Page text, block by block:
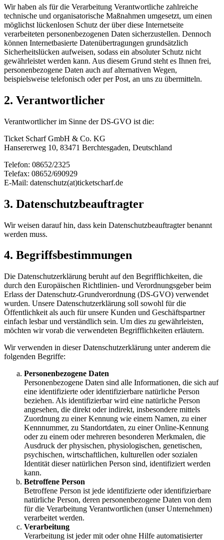
Wir haben als für die Verarbeitung Verantwortliche zahlreiche
technische und organisatorische Maßnahmen umgesetzt, um einen
möglichst lückenlosen Schutz der über diese Internetseite
verarbeiteten personenbezogenen Daten sicherzustellen. Dennoch
können Internetbasierte Datenübertragungen grundsätzlich
Sicherheitslücken aufweisen, sodass ein absoluter Schutz nicht
gewährleistet werden kann. Aus diesem Grund steht es Ihnen frei,
personenbezogene Daten auch auf alternativen Wegen,
beispielsweise telefonisch oder per Post, an uns zu übermitteln.
2. Verantwortlicher
Verantwortlicher im Sinne der DS-GVO ist die:
Ticket Scharf GmbH & Co. KG
Hansererweg 10, 83471 Berchtesgaden, Deutschland
Telefon: 08652/2325
Telefax: 08652/690929
E-Mail: datenschutz(at)ticketscharf.de
3. Datenschutzbeauftragter
Wir weisen darauf hin, dass kein Datenschutzbeauftragter benannt
werden muss.
4. Begriffsbestimmungen
Die Datenschutzerklärung beruht auf den Begrifflichkeiten, die
durch den Europäischen Richtlinien- und Verordnungsgeber beim
Erlass der Datenschutz-Grundverordnung (DS-GVO) verwendet
wurden. Unsere Datenschutzerklärung soll sowohl für die
Öffentlichkeit als auch für unsere Kunden und Geschäftspartner
einfach lesbar und verständlich sein. Um dies zu gewährleisten,
möchten wir vorab die verwendeten Begrifflichkeiten erläutern.
Wir verwenden in dieser Datenschutzerklärung unter anderem die
folgenden Begriffe:
Personenbezogene Daten
Personenbezogene Daten sind alle Informationen, die sich auf
eine identifizierte oder identifizierbare natürliche Person
beziehen. Als identifizierbar wird eine natürliche Person
angesehen, die direkt oder indirekt, insbesondere mittels
Zuordnung zu einer Kennung wie einem Namen, zu einer
Kennnummer, zu Standortdaten, zu einer Online-Kennung
oder zu einem oder mehreren besonderen Merkmalen, die
Ausdruck der physischen, physiologischen, genetischen,
psychischen, wirtschaftlichen, kulturellen oder sozialen
Identität dieser natürlichen Person sind, identifiziert werden
kann.
Betroffene Person
Betroffene Person ist jede identifizierte oder identifizierbare
natürliche Person, deren personenbezogene Daten von dem
für die Verarbeitung Verantwortlichen (unser Unternehmen)
verarbeitet werden.
Verarbeitung
Verarbeitung ist jeder mit oder ohne Hilfe automatisierter